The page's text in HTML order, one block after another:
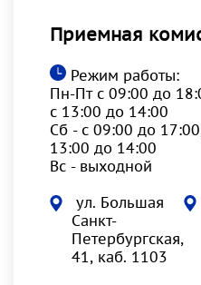
Приемная
Режим работы:
Пн-Пт с 09:00 до
с 13:00 до 14:00
Сб - с 09:00 до
13:00 до 14:00
Вс - выходной
ул. Большая
Санкт-
Петербургская,
41, каб. 1103